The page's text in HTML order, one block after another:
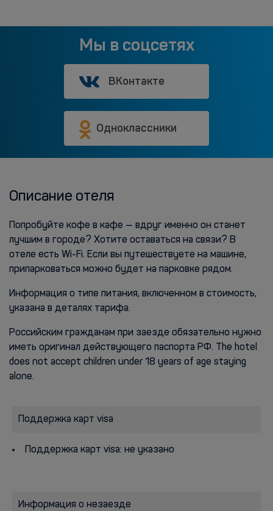
Мы в соцсетях
ВКонтакте
Одноклассники
Описание отеля
Попробуйте кофе в кафе — вдруг именно он станет
лучшим в городе? Хотите оставаться на связи? В
отеле есть Wi-Fi. Если вы путешествуете на машине,
припарковаться можно будет на парковке рядом.
Информация о типе питания, включенном в стоимость,
указана в деталях тарифа.
Российским гражданам при заезде обязательно нужно
иметь оригинал действующего паспорта РФ. The hotel
does not accept children under 18 years of age staying
alone.
Поддержка карт visa
Поддержка карт visa: не указано
Информация о незаезде